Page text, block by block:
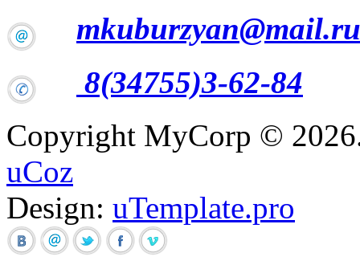
mkuburzyan@mail.ru
8(34755)3-62-84
Copyright MyCorp © 2026
uCoz
Design: uTemplate.pro